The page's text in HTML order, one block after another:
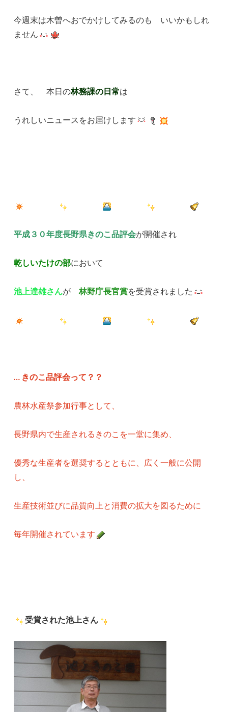
今週末は木曽へおでかけしてみるのも いいかもしれ
ません
さて、 本日の林務課の日常は
うれしいニュースをお届けします
平成３０年度長野県きのこ品評会が開催され
乾しいたけの部において
池上達雄さんが林野庁長官賞を受賞されました
… きのこ品評会って？？
農林水産祭参加行事として、
長野県内で生産されるきのこを一堂に集め、
優秀な生産者を選奨するとともに、広く一般に公開
し、
生産技術並びに品質向上と消費の拡大を図るために
毎年開催されています
受賞された池上さん